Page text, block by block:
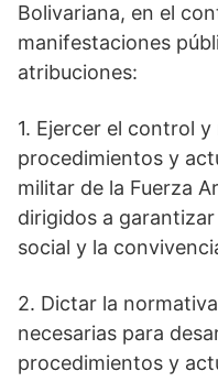
Bolivariana, en el
manifestaciones
atribuciones:
1. Ejercer el control
procedimientos y
militar de la Fuerza
dirigidos a
social y la
2. Dictar la
necesarias para
procedimientos y